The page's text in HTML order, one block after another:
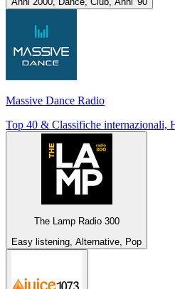
Massive Dance Radio
Top 40 & Classifiche internazionali,
The Lamp Radio 300
Easy listening, Alternative, Pop